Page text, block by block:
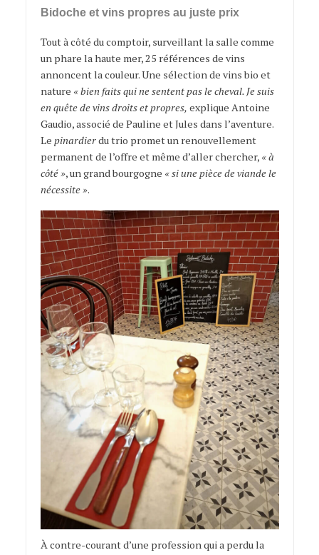
Bidoche et vins propres au juste prix
Tout à côté du comptoir, surveillant la salle comme
un phare la haute mer, 25 références de vins
annoncent la couleur. Une sélection de vins bio et
nature « bien faits qui ne sentent pas le cheval. Je suis
en quête de vins droits et propres, explique Antoine
Gaudio, associé de Pauline et Jules dans l’aventure.
Le pinardierdu trio promet un renouvellement
permanent de l’offre et même d’aller chercher, « à
côté », un grand bourgogne « si une pièce de viande le
nécessite ».
À contre-courant d’une profession qui a perdu la